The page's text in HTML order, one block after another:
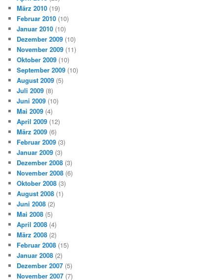
März 2010 (19)
Februar 2010 (10)
Januar 2010 (10)
Dezember 2009 (10)
November 2009 (11)
Oktober 2009 (10)
September 2009 (10)
August 2009 (5)
Juli 2009 (8)
Juni 2009 (10)
Mai 2009 (4)
April 2009 (12)
März 2009 (6)
Februar 2009 (3)
Januar 2009 (3)
Dezember 2008 (3)
November 2008 (6)
Oktober 2008 (3)
August 2008 (1)
Juni 2008 (2)
Mai 2008 (5)
April 2008 (4)
März 2008 (2)
Februar 2008 (15)
Januar 2008 (2)
Dezember 2007 (5)
November 2007 (7)